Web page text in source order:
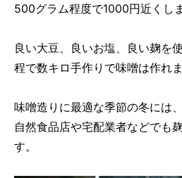
500グラム程度で1000円近くしま
良い大豆、良いお塩、良い麹を
程で数キロ手作りで味噌は作れま
味噌造りに最適な季節の冬には、
自然食品店や宅配業者などでも
す。